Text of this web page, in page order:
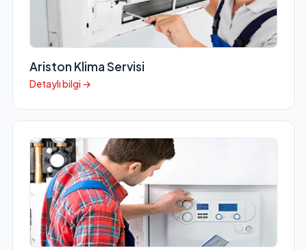
Ariston Klima Servisi
Detaylı bilgi →